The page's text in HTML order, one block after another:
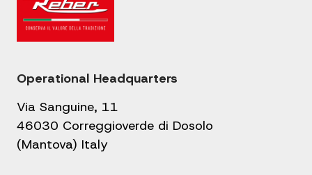
Operational Headquarters
Via Sanguine, 11
46030 Correggioverde di Dosolo
(Mantova) Italy